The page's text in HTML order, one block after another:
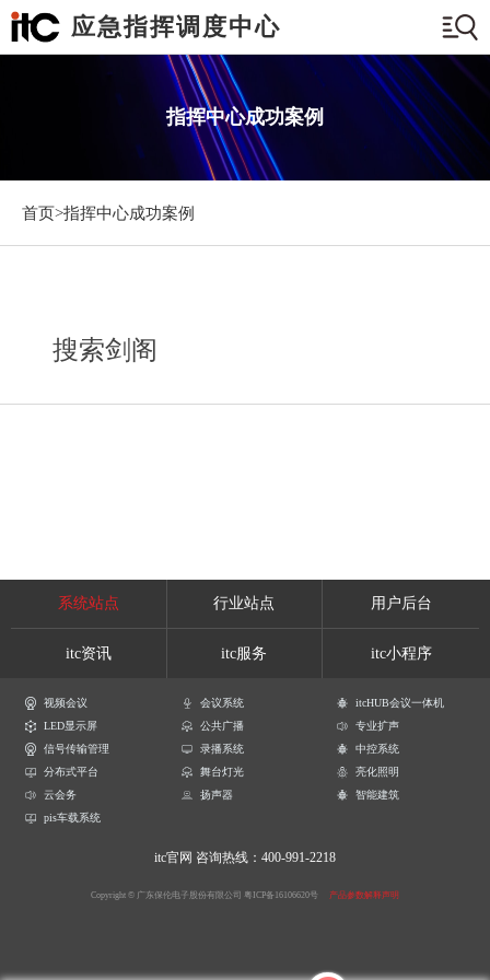
应急指挥调度中心
指挥中心成功案例
首页>指挥中心成功案例
搜索剑阁
系统站点 行业站点 用户后台
itc资讯 itc服务 itc小程序
视频会议 会议系统
itcHUB会议一体机
LED显示屏
公共广播
专业扩声
信号传输管理
录播系统
中控系统
分布式平台
舞台灯光
亮化照明
云会务
扬声器
智能建筑
pis车载系统
itc官网 咨询热线：400-991-2218
Copyright © 广东保伦电子股份有限公司 粤ICP备16106620号 产品参数解释声明